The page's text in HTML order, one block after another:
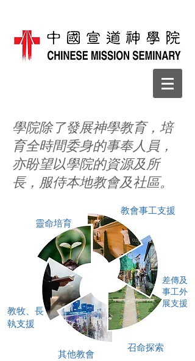
學院除了發展神學教育，培
育全時間委身的事奉人員，
亦盼望以學院的資源及所
長，服侍本地教會及社區。
​靈命培育
教會事工支援
差傳及
事工外
展支援
教牧、長
執支援
召命探索
其他教會